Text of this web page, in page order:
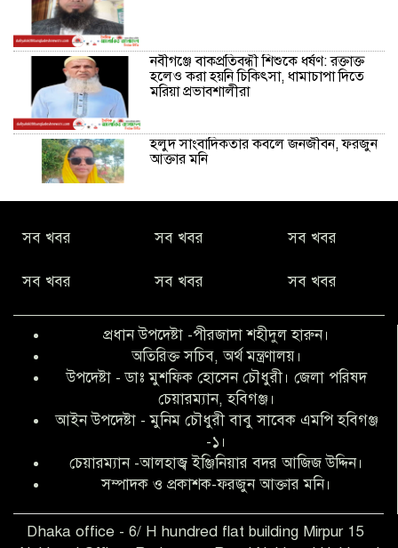
নবীগঞ্জে বাকপ্রতিবন্ধী শিশুকে ধর্ষণ: রক্তাক্ত
হলেও করা হয়নি চিকিৎসা, ধামাচাপা দিতে
মরিয়া প্রভাবশালীরা
হলুদ সাংবাদিকতার কবলে জনজীবন, ফরজুন
আক্তার মনি
কিবরিয়া
বৃত্তি পরীক্ষার সুযোগ করে দিলেন প্রধান শিক্ষক
ফারুক মাস্টার
আব্দুল হক তালুকদার ফাউন্ডেশন মানবতার
শিকড় ছুঁই ছুঁই,ফরজুন আক্তার মনি
সিলেট রেঞ্জের শ্রেষ্ঠ ওসি নির্বাচিত হলেন
নবীগঞ্জ থানার ওসি মোনায়েম
সব খবর সব খবর সব খবর
সব খবর সব খবর সব খবর
প্রধান উপদেষ্টা -পীরজাদা শহীদুল হারুন।
অতিরিক্ত সচিব, অর্থ মন্ত্রণালয়।
উপদেষ্টা - ডাঃ মুশফিক হোসেন চৌধুরী। জেলা পরিষদ
চেয়ারম্যান, হবিগঞ্জ।
আইন উপদেষ্টা - মুনিম চৌধুরী বাবু সাবেক এমপি হবিগঞ্জ
-১।
চেয়ারম্যান -আলহাজ্ব ইঞ্জিনিয়ার বদর আজিজ উদ্দিন।
সম্পাদক ও প্রকাশক-ফরজুন আক্তার মনি।
Dhaka office - 6/ H hundred flat building Mirpur 15